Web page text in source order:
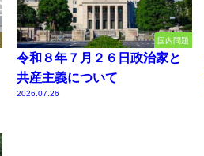
国内問題
令和８年７月２６日政治家と
共産主義について
2026.07.26